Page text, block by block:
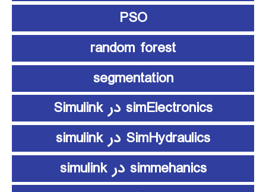
PSO
random forest
segmentation
simElectronics در Simulink
SimHydraulics در simulink
simmehanics در simulink